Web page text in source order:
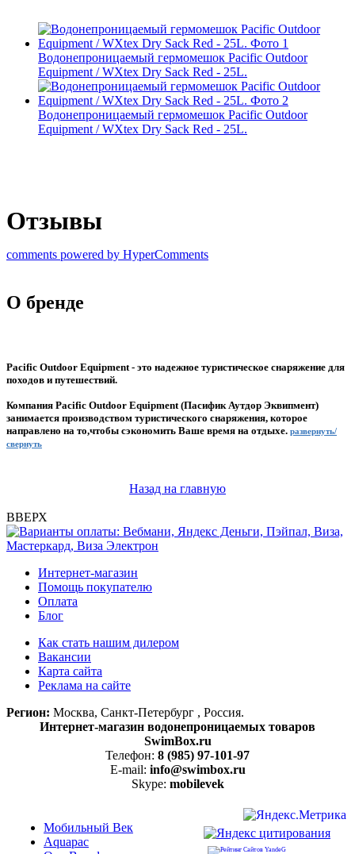
Водонепроницаемый гермомешок Pacific Outdoor
Equipment / WXtex Dry Sack Red - 25L.
Водонепроницаемый гермомешок Pacific Outdoor
Equipment / WXtex Dry Sack Red - 25L.
Отзывы
comments powered by HyperComments
О бренде
Pacific Outdoor Equipment - это надежное туристическое снаряжение для
походов и путешествий.
Компания Pacific Outdoor Equipment (Пасифик Аутдор Эквипмент)
занимается производством туристического снаряжения, которое
направлено на то,чтобы сэкономить Ваше время на отдыхе. развернуть/
свернуть
Назад на главную
ВВЕРХ
Интернет-магазин
Помощь покупателю
Оплата
Блог
Как стать нашим дилером
Вакансии
Карта сайта
Реклама на сайте
Регион: Москва, Санкт-Петербург , Россия.
Интернет-магазин водонепроницаемых товаров
SwimBox.ru
Телефон: 8 (985) 97-101-97
E-mail: info@swimbox.ru
Skype: mobilevek
Мобильный Век
Aquapac